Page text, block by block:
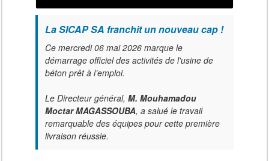
La SICAP SA franchit un nouveau cap !
Ce mercredi 06 mai 2026 marque le
démarrage officiel des activités de l'usine de
béton prêt à l’emploi.
Le Directeur général, M. Mouhamadou
Moctar MAGASSOUBA, a salué le travail
remarquable des équipes pour cette première
livraison réussie.